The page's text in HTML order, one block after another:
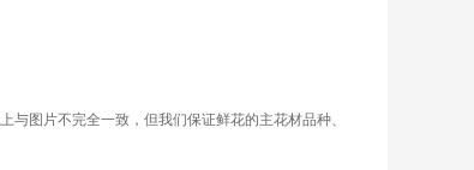
图片不完全一致，但我们保证鲜花的主花材品种、